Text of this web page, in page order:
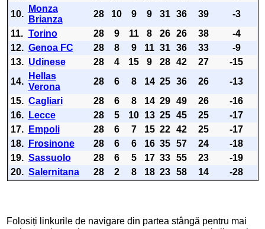
10.
Monza
Brianza
28 10 9 9 31 36 39
-3
11. Torino 28 9 11 8 26 26 38
-4
12. Genoa FC 28 8 9 11 31 36 33
-9
13. Udinese 28 4 15 9 28 42 27
-15
14.
Hellas
Verona
28 6 8 14 25 36 26
-13
15. Cagliari 28 6 8 14 29 49 26
-16
16.
Lecce 28 5 10 13 25 45 25
-17
17.
Empoli 28 6 7 15 22 42 25
-17
18.
Frosinone 28 6 6 16 35 57 24
-18
19. Sassuolo 28 6 5 17 33 55 23
-19
20. Salernitana 28 2 8 18 23 58 14 -28
Folosiți linkurile de navigare din partea stângă pentru mai